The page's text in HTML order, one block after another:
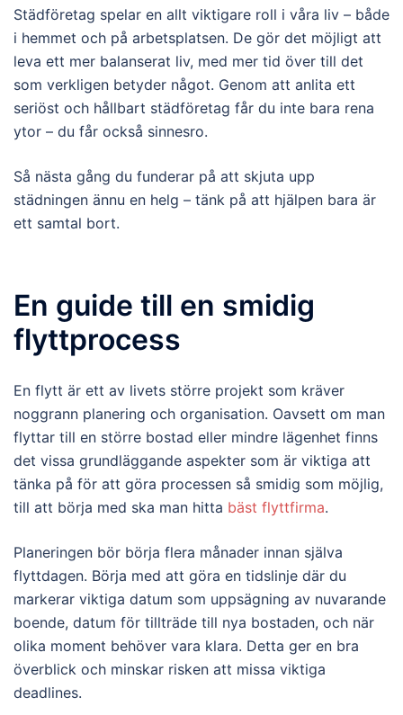
Städföretag spelar en allt viktigare roll i våra liv – både
i hemmet och på arbetsplatsen. De gör det möjligt att
leva ett mer balanserat liv, med mer tid över till det
som verkligen betyder något. Genom att anlita ett
seriöst och hållbart städföretag får du inte bara rena
ytor – du får också sinnesro.
Så nästa gång du funderar på att skjuta upp
städningen ännu en helg – tänk på att hjälpen bara är
ett samtal bort.
En guide till en smidig
flyttprocess
En flytt är ett av livets större projekt som kräver
noggrann planering och organisation. Oavsett om man
flyttar till en större bostad eller mindre lägenhet finns
det vissa grundläggande aspekter som är viktiga att
tänka på för att göra processen så smidig som möjlig,
till att börja med ska man hitta bäst flyttfirma.
Planeringen bör börja flera månader innan själva
flyttdagen. Börja med att göra en tidslinje där du
markerar viktiga datum som uppsägning av nuvarande
boende, datum för tillträde till nya bostaden, och när
olika moment behöver vara klara. Detta ger en bra
överblick och minskar risken att missa viktiga
deadlines.